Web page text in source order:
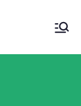
im.